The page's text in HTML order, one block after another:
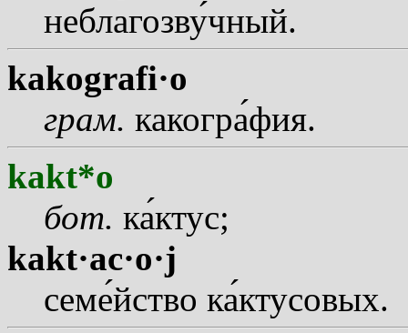
неблагозвучный.
kakografi·o
грам. какография.
kakt*o
бот. кактус;
kakt·ac·o·j
семейство кактусовых.